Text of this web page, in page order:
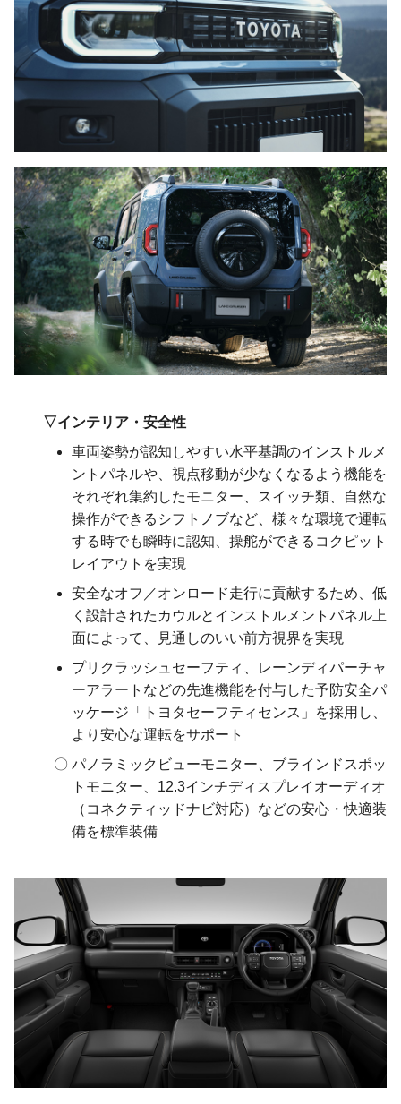
インテリア・安全性
車両姿勢が認知しやすい水平基調のインストルメ
ントパネルや、視点移動が少なくなるよう機能を
それぞれ集約したモニター、スイッチ類、自然な
操作ができるシフトノブなど、様々な環境で運転
する時でも瞬時に認知、操舵ができるコクピット
レイアウトを実現
安全なオフ／オンロード走行に貢献するため、低
く設計されたカウルとインストルメントパネル上
面によって、見通しのいい前方視界を実現
プリクラッシュセーフティ、レーンディパーチャ
ーアラートなどの先進機能を付与した予防安全パ
ッケージ「トヨタセーフティセンス」を採用し、
より安心な運転をサポート
パノラミックビューモニター、ブラインドスポッ
トモニター、12.3インチディスプレイオーディオ
（コネクティッドナビ対応）などの安心・快適装
備を標準装備